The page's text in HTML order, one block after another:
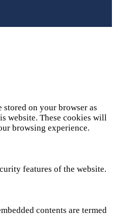
on your browser as
website. These cookies will
browsing experience.
features of the website.
contents are termed